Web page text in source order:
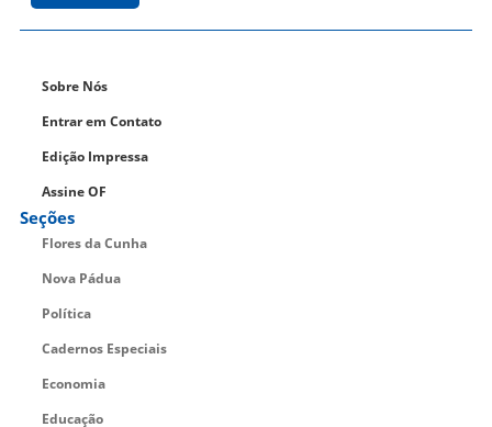
Sobre Nós
Entrar em Contato
Edição Impressa
Assine OF
Seções
Flores da Cunha
Nova Pádua
Política
Cadernos Especiais
Economia
Educação